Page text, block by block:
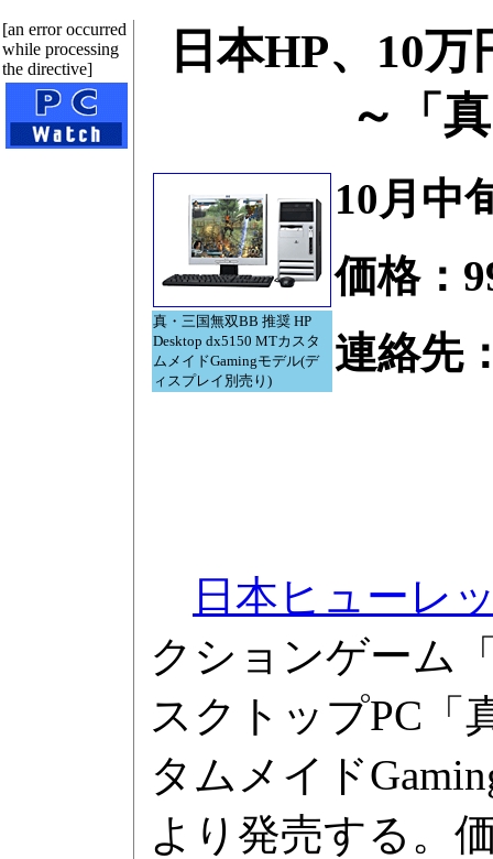
[an error occurred
while processing
the directive]
日本HP、10
～「
真・三国無双BB 推奨 HP
Desktop dx5150 MTカスタ
ムメイドGamingモデル(デ
ィスプレイ別売り)
10月
価格：
連絡先
日本ヒューレ
クションゲーム
スクトップPC「
タムメイド
より発売する。